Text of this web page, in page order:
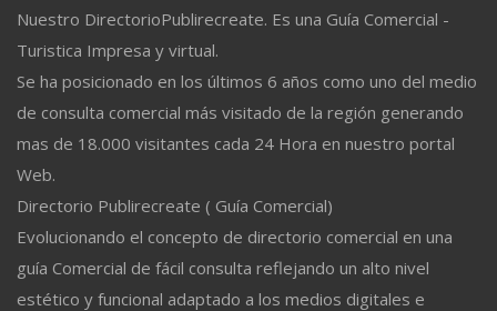
Nuestro DirectorioPublirecreate. Es una Guía Comercial -
Turistica Impresa y virtual.
Se ha posicionado en los últimos 6 años como uno del medio
de consulta comercial más visitado de la región generando
mas de 18.000 visitantes cada 24 Hora en nuestro portal
Web.
Directorio Publirecreate ( Guía Comercial)
Evolucionando el concepto de directorio comercial en una
guía Comercial de fácil consulta reflejando un alto nivel
estético y funcional adaptado a los medios digitales e